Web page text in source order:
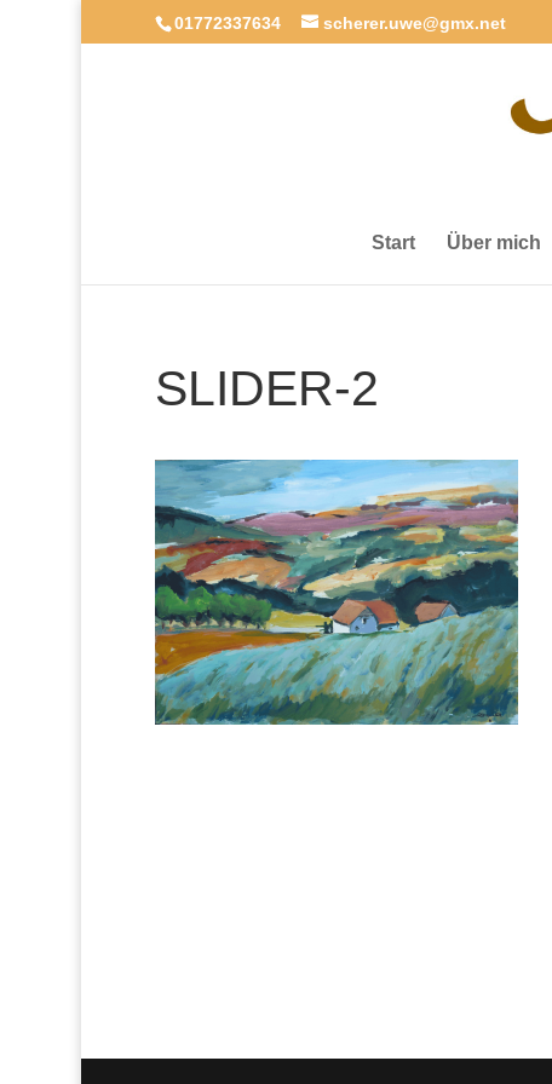
01772337634 scherer.uwe@gmx.net
Start Über mich
SLIDER-2